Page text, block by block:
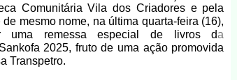
Comunitária Vila dos Criadores e pela
mesmo nome, na última quarta-feira (16),
uma remessa especial de livros da
Sankofa 2025, fruto de uma ação promovida
Transpetro.